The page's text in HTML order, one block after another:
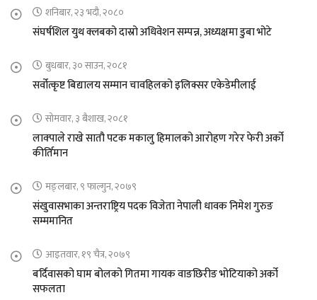
शनिबार, २३ भदौ, २०८०
संघर्षशिल युथ क्लबको दास्रो अधिवेशन सम्पन्न, अध्यक्षमा डुबा भोटे
बुधबार, ३० साउन, २०८१
सर्वोत्कृष्ट बिद्यालय सम्मान चावहिलको इलिक्सर एकेडेमीलाई
सोमवार, ३ बैशाख, २०८१
लाक्पाले राखे सातौ पटक मकालु हिमालको आरोहण गरेर फेरी अर्को
कीर्तिमान
मङ्लबार, ९ फाल्गुन, २०७९
संखुवासभाका अन्तराष्ट्रिय पदक विजेता नेपाली धावक निमेश गुरुङ
सम्ममानित
आइतवार, १९ चैत्र, २०७९
बर्दिवासको घाम बोलको गितमा गायक वाङछिरीङ भोटियाको अर्को
सफलता